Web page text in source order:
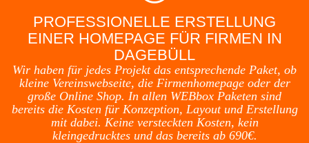
PROFESSIONELLE ERSTELLUNG
EINER HOMEPAGE FÜR FIRMEN IN
DAGEBÜLL
Wir haben für jedes Projekt das entsprechende Paket, ob
kleine Vereinswebseite, die Firmenhomepage oder der
große Online Shop. In allen WEBbox Paketen sind
bereits die Kosten für Konzeption, Layout und Erstellung
mit dabei. Keine versteckten Kosten, kein
kleingedrucktes und das bereits ab 690€.